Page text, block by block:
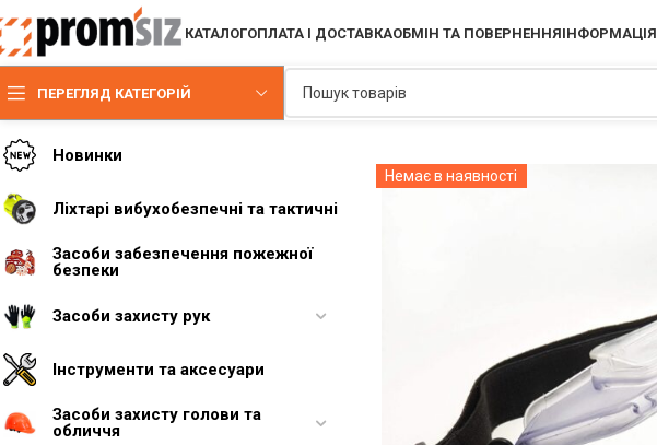
КАТАЛОГОПЛАТА І ДОСТАВКАОБМІН ТА ПОВЕРНЕННЯІНФОРМАЦІЯ
ПЕРЕГЛЯД КАТЕГОРІЙ
Новинки
Ліхтарі вибухобезпечні та тактичні
Засоби забезпечення пожежної
безпеки
Засоби захисту рук
Інструменти та аксесуари
Засоби захисту голови та
обличчя
Немає в наявності